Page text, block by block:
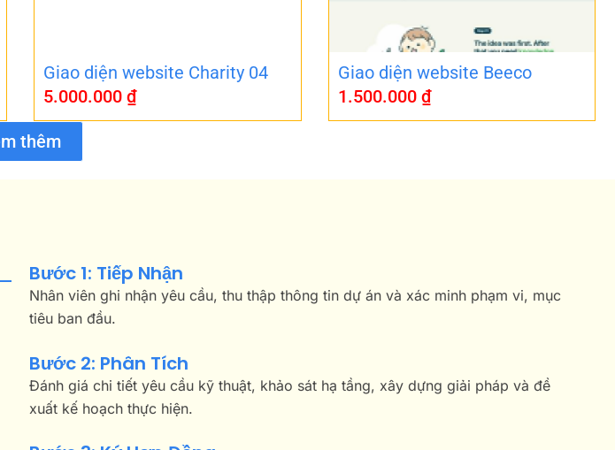
Giao diện website Charity 04
5.000.000 ₫
Giao diện website Beeco
1.500.000 ₫
thêm
Bước 1: Tiếp Nhận
Nhân viên ghi nhận yêu cầu, thu thập thông tin dự án và xác minh phạm vi, mục
tiêu ban đầu.
Bước 2: Phân Tích
Đánh giá chi tiết yêu cầu kỹ thuật, khảo sát hạ tầng, xây dựng giải pháp và đề
xuất kế hoạch thực hiện.